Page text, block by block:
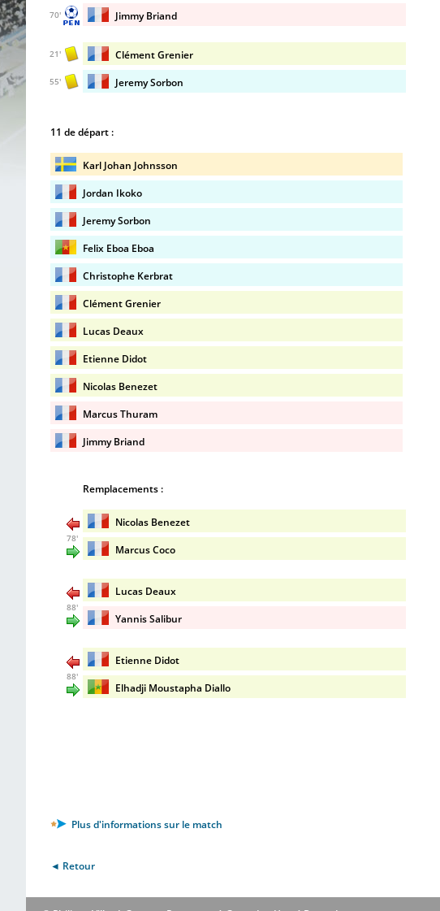
Jimmy Briand
70'
Clément Grenier
21'
Jeremy Sorbon
55'
11 de départ :
Karl Johan Johnsson
Jordan Ikoko
Jeremy Sorbon
Felix Eboa Eboa
Christophe Kerbrat
Clément Grenier
Lucas Deaux
Etienne Didot
Nicolas Benezet
Marcus Thuram
Jimmy Briand
Remplacements :
Nicolas Benezet
78'
Marcus Coco
Lucas Deaux
88'
Yannis Salibur
Etienne Didot
88'
Elhadji Moustapha Diallo
Plus d'informations sur le match
◄ Retour